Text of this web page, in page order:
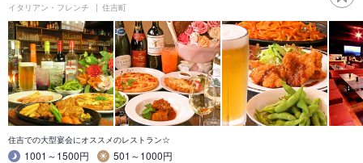
イタリアン・フレンチ 住吉町
住吉での大型宴会にオススメのレストラン☆
1001～1500円
501～1000円